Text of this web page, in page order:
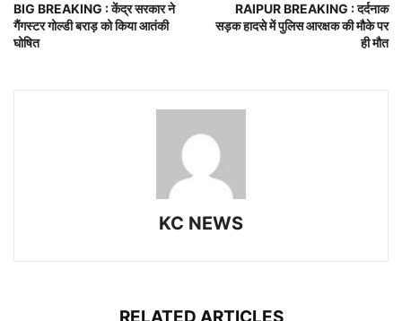
BIG BREAKING : केंद्र सरकार ने
गैंगस्टर गोल्डी बराड़ को किया आतंकी
घोषित
RAIPUR BREAKING : दर्दनाक
सड़क हादसे में पुलिस आरक्षक की मौके पर
ही मौत
KC NEWS